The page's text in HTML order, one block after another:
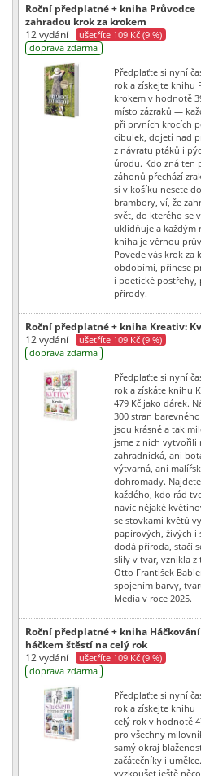
Roční předplatné + kniha Průvodce
zahradou krok za krokem
12 vydání
ušetříte 109 Kč (9 %)
doprava zdarma
Předplaťte si nyní
rok a získejte knihu
krokem v hodnotě
místo zázraků —
při prvních krocích
cibulek, dojetí nad
z návratu ptáků i
úrodu. Kdo zná ten
záhonů přechází
si v košíku nesete
brambory, ví, že
svět, do kterého se
uklidňuje a každým
kniha je věrnou
Povede vás krok za
obdobími, přinese
i poetické postřehy,
přírody.
Roční předplatné + kniha Kreativ:
12 vydání
ušetříte 109 Kč (9 %)
doprava zdarma
Předplaťte si nyní
rok a získáte knihu
479 Kč jako dárek.
300 stran
jsou krásné a tak
jsme z nich
zahradnická, ani
výtvarná, ani
dohromady.
každého, kdo rád
navíc nějaké
se stovkami květů
papírových, živých i
dodá příroda, stačí
slily v tvar, vznikla
Otto František
spojením barvy,
Media v roce 2025.
Roční předplatné + kniha Háčkování
háčkem štěstí na celý rok
12 vydání
ušetříte 109 Kč (9 %)
doprava zdarma
Předplaťte si nyní
rok a získejte knihu
celý rok v hodnotě
pro všechny
samý okraj
začátečníky i
vyzkoušet ještě